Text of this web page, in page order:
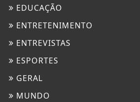
EDUCAÇÃO
ENTRETENIMENTO
ENTREVISTAS
ESPORTES
GERAL
MUNDO